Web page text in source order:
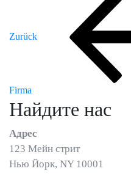
Zurück
Firma
Найдите нас
Адрес
123 Мейн стрит
Нью Йорк, NY 10001